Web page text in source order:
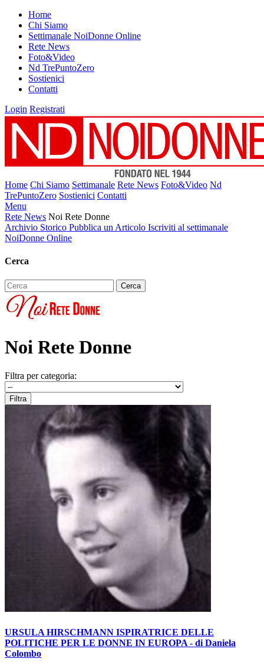
Home
Chi Siamo
Settimanale NoiDonne Online
Rete News
Foto&Video
Nd TrePuntoZero
Sostienici
Contatti
Login Registrati
Home Chi Siamo Settimanale Rete News Foto&Video Nd
TrePuntoZero Sostienici Contatti
Menu
Rete News Noi Rete Donne
Archivio Storico Pubblica un Articolo Iscriviti al settimanale
NoiDonne Online
Cerca
Noi Rete Donne
Filtra per categoria:
URSULA HIRSCHMANN ISPIRATRICE DELLE
POLITICHE PER LE DONNE IN EUROPA - di Daniela
Colombo